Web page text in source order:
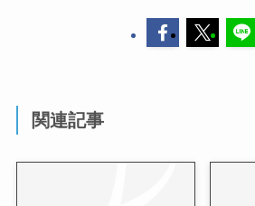
関連記事